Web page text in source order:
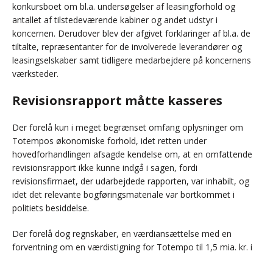
konkursboet om bl.a. undersøgelser af leasingforhold og
antallet af tilstedeværende kabiner og andet udstyr i
koncernen. Derudover blev der afgivet forklaringer af bl.a. de
tiltalte, repræsentanter for de involverede leverandører og
leasingselskaber samt tidligere medarbejdere på koncernens
værksteder.
Revisionsrapport måtte kasseres
Der forelå kun i meget begrænset omfang oplysninger om
Totempos økonomiske forhold, idet retten under
hovedforhandlingen afsagde kendelse om, at en omfattende
revisionsrapport ikke kunne indgå i sagen, fordi
revisionsfirmaet, der udarbejdede rapporten, var inhabilt, og
idet det relevante bogføringsmateriale var bortkommet i
politiets besiddelse.
Der forelå dog regnskaber, en værdiansættelse med en
forventning om en værdistigning for Totempo til 1,5 mia. kr. i